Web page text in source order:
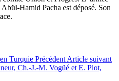
Hamid Pacha est déposé. Son
Turquie Précédent Article suivant
Ch.-J.-M. Vogüé et E. Piot,